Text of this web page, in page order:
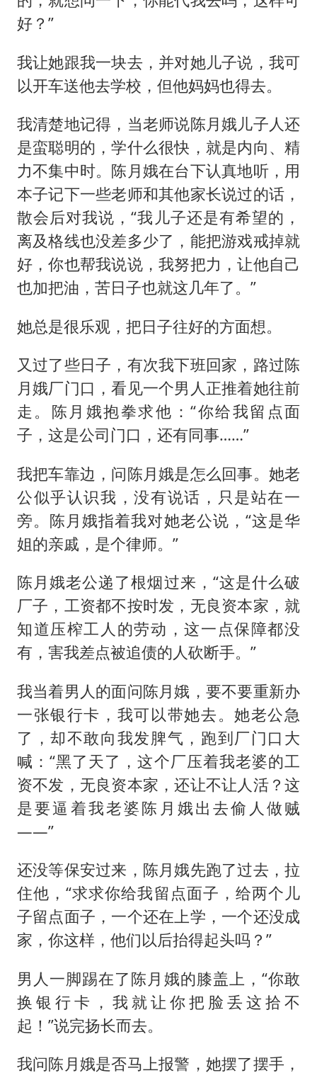
好？”
我让她跟我一块去，并对她儿子说，我可
以开车送他去学校，但他妈妈也得去。
我清楚地记得，当老师说陈月娥儿子人还
是蛮聪明的，学什么很快，就是内向、精
力不集中时。陈月娥在台下认真地听，用
本子记下一些老师和其他家长说过的话，
散会后对我说，“我儿子还是有希望的，
离及格线也没差多少了，能把游戏戒掉就
好，你也帮我说说，我努把力，让他自己
也加把油，苦日子也就这几年了。”
她总是很乐观，把日子往好的方面想。
又过了些日子，有次我下班回家，路过陈
月娥厂门口，看见一个男人正推着她往前
走。陈月娥抱拳求他：“你给我留点面
子，这是公司门口，还有同事……”
我把车靠边，问陈月娥是怎么回事。她老
公似乎认识我，没有说话，只是站在一
旁。陈月娥指着我对她老公说，“这是华
姐的亲戚，是个律师。”
陈月娥老公递了根烟过来，“这是什么破
厂子，工资都不按时发，无良资本家，就
知道压榨工人的劳动，这一点保障都没
有，害我差点被追债的人砍断手。”
我当着男人的面问陈月娥，要不要重新办
一张银行卡，我可以带她去。她老公急
了，却不敢向我发脾气，跑到厂门口大
喊：“黑了天了，这个厂压着我老婆的工
资不发，无良资本家，还让不让人活？这
是要逼着我老婆陈月娥出去偷人做贼
——”
还没等保安过来，陈月娥先跑了过去，拉
住他，“求求你给我留点面子，给两个儿
子留点面子，一个还在上学，一个还没成
家，你这样，他们以后抬得起头吗？”
男人一脚踢在了陈月娥的膝盖上，“你敢
换银行卡，我就让你把脸丢这拾不
起！”说完扬长而去。
我问陈月娥是否马上报警，她摆了摆手，